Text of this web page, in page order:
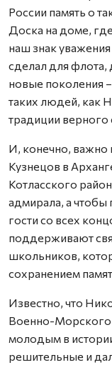
России память о
Доска на доме,
наш знак уважения
сделал для флота,
новые поколения
таких людей, как
традиции верного
И, конечно, важно
Кузнецов в
Котласского
адмирала, а чтобы
гости со всех
поддерживают
школьников,
сохранением
Известно, что
Военно-Морского
молодым в
решительные и